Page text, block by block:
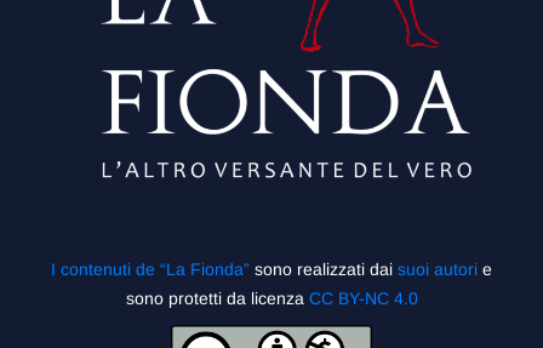
I contenuti de “La Fionda” sono realizzati dai suoi autori e
sono protetti da licenza CC BY-NC 4.0